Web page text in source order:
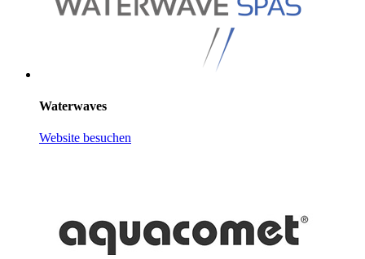
Waterwaves
Website besuchen